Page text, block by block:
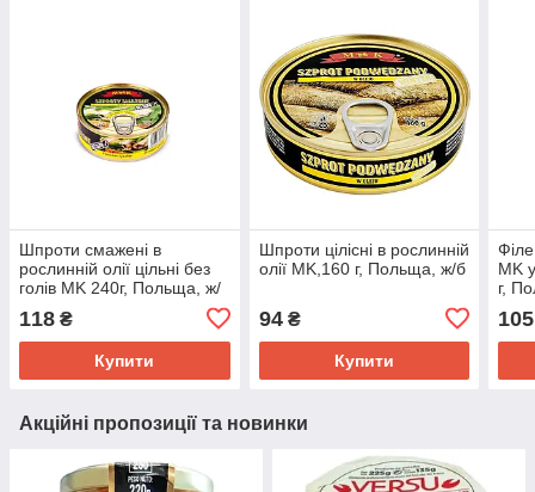
Шпроти смажені в
рослинній олії цільні без
голів MK 240г, Польща, ж/
118 ₴
Купити
Шпроти цілісні в рослинній
олії MK,160 г, Польща, ж/б
94₴
Купити
MK
г,
105
Акційні пропозиції та новинки